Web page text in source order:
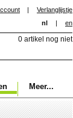
|
Verlanglijstje
nl
| en
0 artikel nog niet
Meer...